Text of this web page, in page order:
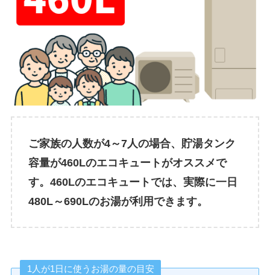
ご家族の人数が4～7人の場合、貯湯タンク
容量が460Lのエコキュートがオススメで
す。460Lのエコキュートでは、実際に一日
480L～690Lのお湯が利用できます。
1人が1日に使うお湯の量の目安